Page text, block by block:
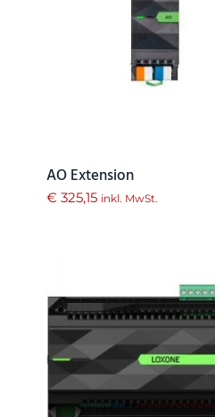
AO Extension
€ 325,15 inkl. MwSt.